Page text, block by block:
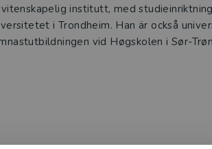
institutt, med
i Trondheim. Han är också
vid Høgskolen i Sør-